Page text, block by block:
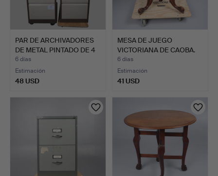
PAR DE ARCHIVADORES
DE METAL PINTADO DE 4
…
6 días
Estimación
48 USD
MESA DE JUEGO
VICTORIANA DE CAOBA.
6 días
Estimación
41 USD